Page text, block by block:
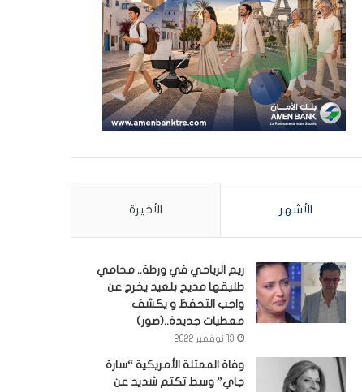
الأشهر الأخيرة
ريم الرياحي في ورطة.. محامي
طليقها مديح بلعيد يخرج عن
واجب التحفظ و يكشف
معطيات جديدة..(صور)
13 نوفمبر 2022
وفاة الممثلة الأمريكية “سارة
جاي” وسط تكتم شديد عن